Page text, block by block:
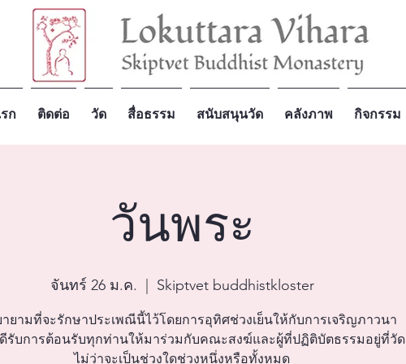
ก ติดต่อ วัด สื่อธรรม สนับสนุนวัด คลังภาพ กิจกรรม
วันพระ
จันทร์ 26 ม.ค. Skiptvet buddhistkloster
ายามที่จะรักษาประเพณีนี้ไว้โดยการอุทิศช่วงเย็นให้กับการเจริญภาวนา
รับการต้อนรับทุกท่านให้มาร่วมกับคณะสงฆ์และผู้ที่ปฏิติบัตธรรมอยู่ที่วัด
ไม่ว่าจะเป็นช่วงใดช่วงหนึ่งหรือทั้งหมด